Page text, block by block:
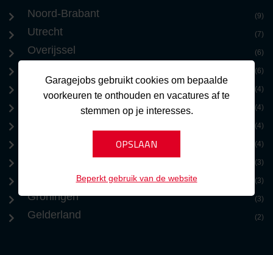
Noord-Brabant (9)
Utrecht (7)
Overijssel (6)
(6)
Zuid-Holland (4)
(4)
(4)
(4)
(3)
Noord-Holland (3)
Groningen (3)
Gelderland (2)
Garagejobs gebruikt cookies om bepaalde
voorkeuren te onthouden en vacatures af te
stemmen op je interesses.
Beperkt gebruik van de website